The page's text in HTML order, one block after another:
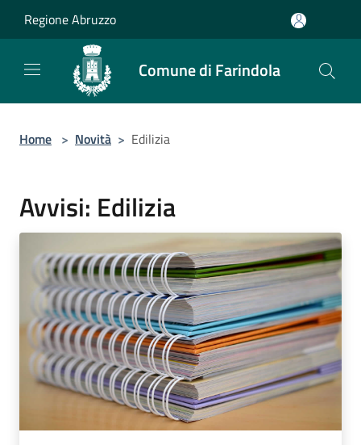
Regione Abruzzo
Comune di Farindola
Home > Novità > Edilizia
Avvisi: Edilizia